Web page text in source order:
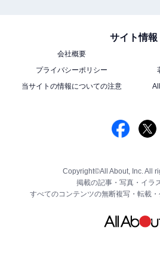
サイト情報
会社概要
プライバシーポリシー
当サイトの情報についての注意
Copyright©All About, Inc. All
掲載の記事・写真・イラ
すべてのコンテンツの無断複写・転載・